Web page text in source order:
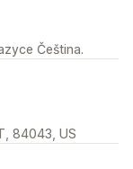
Čeština.
84043, US